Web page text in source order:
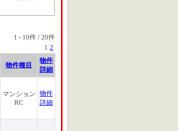
1 - 10件 / 20件
1 2
物件種目
物件
詳細
マンション
RC
物件
詳細